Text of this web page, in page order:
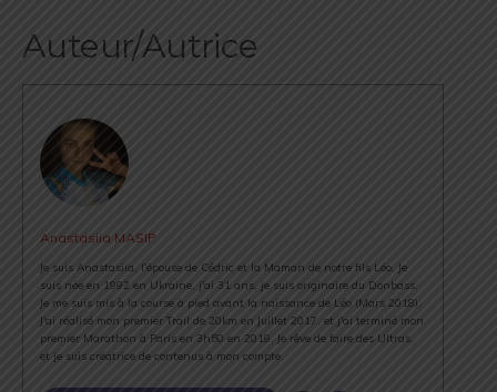
Auteur/Autrice
Anastasiia MASIP
Je suis Anastasiia, l'épouse de Cédric et la Maman de notre fils Léo. Je
suis née en 1992 en Ukraine, j'ai 31 ans, je suis originaire du Donbass.
Je me suis mis à la course à pied avant la naissance de Léo (Mars 2018).
J'ai réalisé mon premier Trail de 20km en Juillet 2017, et j'ai terminé mon
premier Marathon à Paris en 3h50 en 2019. Je rêve de faire des Ultras,
et je suis créatrice de contenus à mon compte.